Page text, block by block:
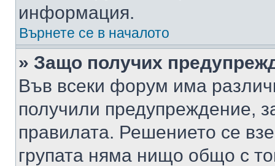
информация.
Върнете се в началото
» Защо получих
Във всеки форум има
получили предупреждение,
правилата. Решението се
групата няма нищо общо с